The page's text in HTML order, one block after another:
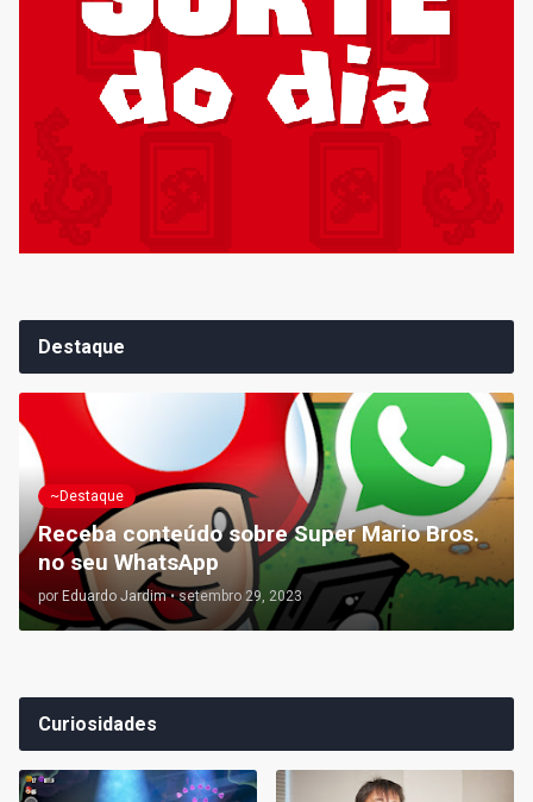
Destaque
~Destaque
Receba conteúdo sobre Super Mario Bros.
no seu WhatsApp
por Eduardo Jardim • setembro 29, 2023
Curiosidades